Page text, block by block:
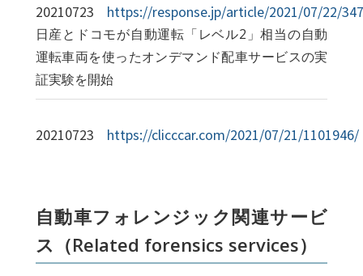
20210723 https://response.jp/article/2021/07/22/
日産とドコモが自動運転「レベル2」相当の自動
運転車両を使ったオンデマンド配車サービスの実
証実験を開始
20210723 https://clicccar.com/2021/07/21/1101946/
自動車フォレンジック関連サービ
ス（Related forensics services）